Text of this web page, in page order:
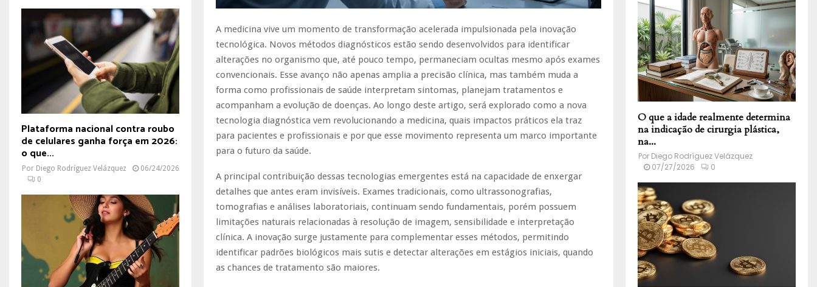
A medicina vive um momento de transformação acelerada impulsionada pela inovação
tecnológica. Novos métodos diagnósticos estão sendo desenvolvidos para identificar
alterações no organismo que, até pouco tempo, permaneciam ocultas mesmo após exames
convencionais. Esse avanço não apenas amplia a precisão clínica, mas também muda a
forma como profissionais de saúde interpretam sintomas, planejam tratamentos e
acompanham a evolução de doenças. Ao longo deste artigo, será explorado como a nova
tecnologia diagnóstica vem revolucionando a medicina, quais impactos práticos ela traz
para pacientes e profissionais e por que esse movimento representa um marco importante
para o futuro da saúde.
A principal contribuição dessas tecnologias emergentes está na capacidade de enxergar
detalhes que antes eram invisíveis. Exames tradicionais, como ultrassonografias,
tomografias e análises laboratoriais, continuam sendo fundamentais, porém possuem
limitações naturais relacionadas à resolução de imagem, sensibilidade e interpretação
clínica. A inovação surge justamente para complementar esses métodos, permitindo
identificar padrões biológicos mais sutis e detectar alterações em estágios iniciais, quando
as chances de tratamento são maiores.
Plataforma nacional contra roubo
de celulares ganha força em 2026:
o que...
Por Diego Rodríguez Velázquez
06/24/2026
0
O que a idade realmente determina
na indicação de cirurgia plástica,
na...
Por Diego Rodríguez Velázquez
07/27/2026
0